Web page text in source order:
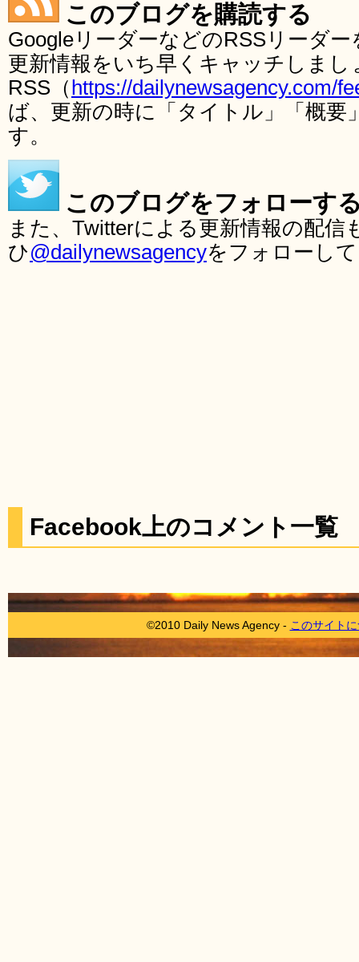
このブログを購読する
GoogleリーダーなどのRSSリーダ
更新情報をいち早くキャッチしま
RSS（ https://dailynewsagency.com/
ば、更新の時に「タイトル」「概要
す。
このブログをフォローす
また、Twitterによる更新情報の配
ひ@dailynewsagencyをフォローし
Facebook上のコメント一覧
©2010 Daily News Agency - このサイト